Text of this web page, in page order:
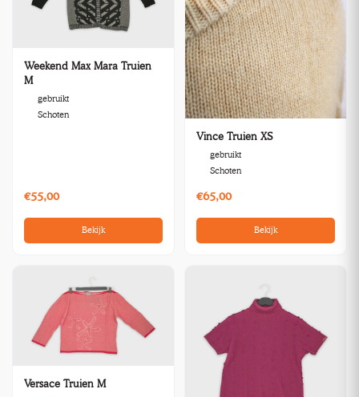
Weekend Max Mara Truien
M
gebruikt
Schoten
€55,00
Bekijk
Vince Truien XS
gebruikt
Schoten
€65,00
Bekijk
Versace Truien M